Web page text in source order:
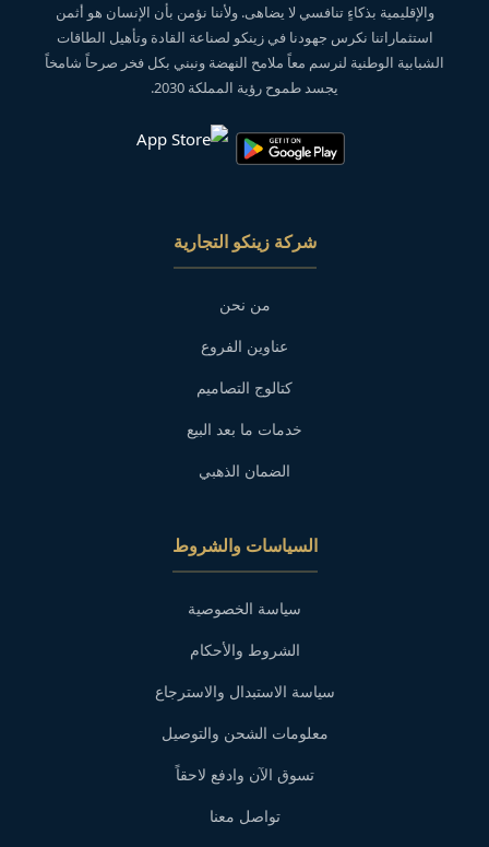
والإقليمية بذكاءٍ تنافسي لا يضاهى. ولأننا نؤمن بأن الإنسان هو أثمن
استثماراتنا نكرس جهودنا في زينكو لصناعة القادة وتأهيل الطاقات
الشبابية الوطنية لنرسم معاً ملامح النهضة ونبني بكل فخر صرحاً شامخاً
يجسد طموح رؤية المملكة 2030.
شركة زينكو التجارية
من نحن
عناوين الفروع
كتالوج التصاميم
خدمات ما بعد البيع
الضمان الذهبي
السياسات والشروط
سياسة الخصوصية
الشروط والأحكام
سياسة الاستبدال والاسترجاع
معلومات الشحن والتوصيل
تسوق الآن وادفع لاحقاً
تواصل معنا